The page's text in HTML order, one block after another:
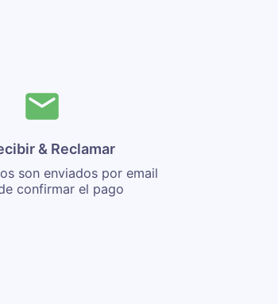
& Reclamar
son enviados por email
confirmar el pago